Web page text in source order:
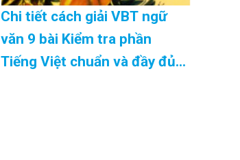
Chi tiết cách giải VBT ngữ
văn 9 bài Kiểm tra phần
Tiếng Việt chuẩn và đầy đủ